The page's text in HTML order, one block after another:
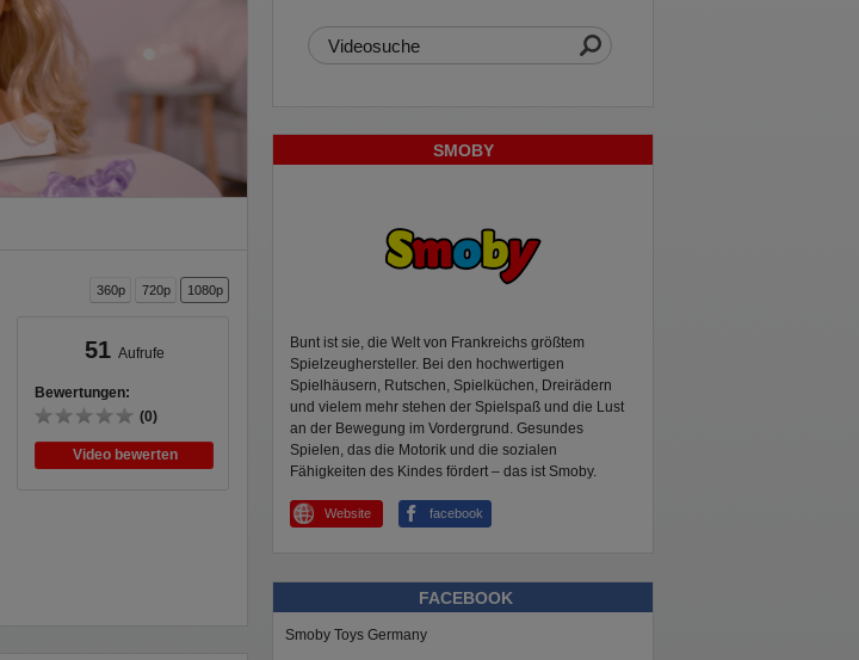
360p 720p 1080p
51 Aufrufe
Bewertungen:
(0)
Video bewerten
SMOBY
Bunt ist sie, die Welt von Frankreichs größtem
Spielzeughersteller. Bei den hochwertigen
Spielhäusern, Rutschen, Spielküchen, Dreirädern
und vielem mehr stehen der Spielspaß und die Lust
an der Bewegung im Vordergrund. Gesundes
Spielen, das die Motorik und die sozialen
Fähigkeiten des Kindes fördert – das ist Smoby.
Website facebook
FACEBOOK
Smoby Toys Germany